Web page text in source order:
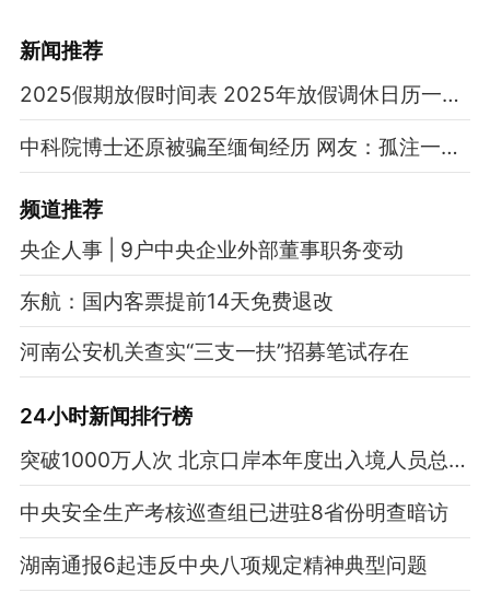
新闻推荐
2025假期放假时间表 2025年放假调休日历一览表
中科院博士还原被骗至缅甸经历 网友：孤注一掷现实版
频道推荐
央企人事 | 9户中央企业外部董事职务变动
东航：国内客票提前14天免费退改
河南公安机关查实“三支一扶”招募笔试存在
24小时新闻排行榜
突破1000万人次 北京口岸本年度出入境人员总量再攀新高
中央安全生产考核巡查组已进驻8省份明查暗访
湖南通报6起违反中央八项规定精神典型问题